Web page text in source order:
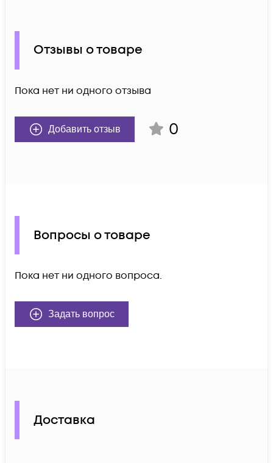
Отзывы о товаре
Пока нет ни одного отзыва
Добавить отзыв 0
Вопросы о товаре
Пока нет ни одного вопроса.
Задать вопрос
Доставка